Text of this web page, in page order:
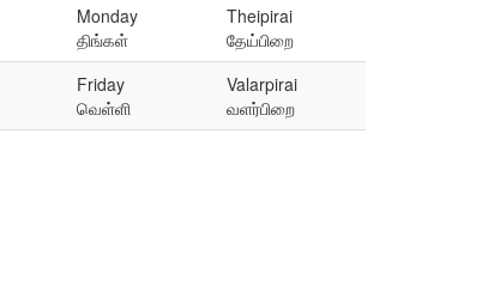
Monday
திங்கள்
Theipirai
தேய்பிறை
Friday
வெள்ளி
Valarpirai
வளர்பிறை